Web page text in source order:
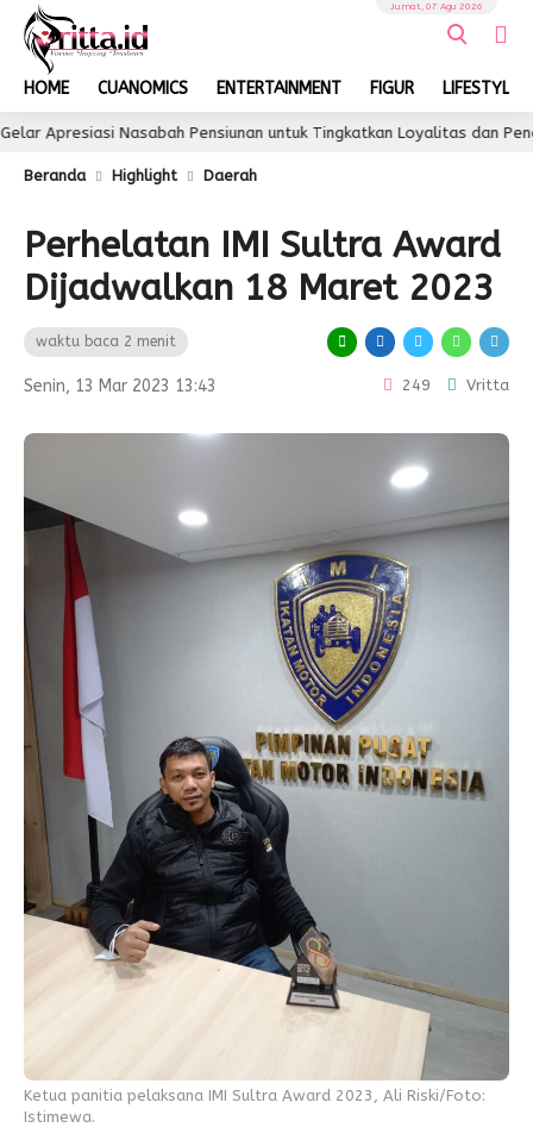
HOME CUANOMICS ENTERTAINMENT FIGUR LIFESTYLE
Jumat, 07 Agu 2026
Nasabah Pensiunan untuk Tingkatkan Loyalitas dan Pengalaman
Beranda Highlight Daerah
Perhelatan IMI Sultra Award
Dijadwalkan 18 Maret 2023
waktu baca 2 menit
Senin, 13 Mar 2023 13:43 249 Vritta
Ketua panitia pelaksana IMI Sultra Award 2023, Ali Riski/Foto:
Istimewa.